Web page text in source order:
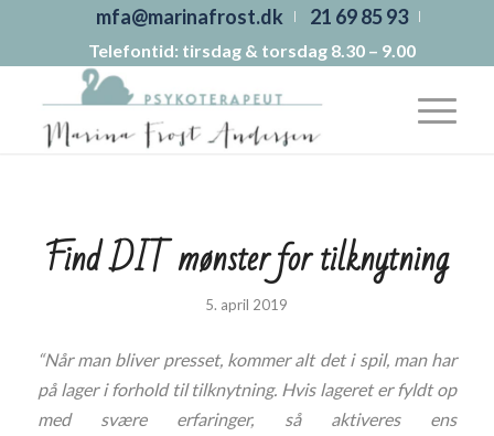
mfa@marinafrost.dk 21 69 85 93
Telefontid: tirsdag & torsdag 8.30 – 9.00
Find DIT mønster for tilknytning
5. april 2019
“Når man bliver presset, kommer alt det i spil, man har
på lager i forhold til tilknytning. Hvis lageret er fyldt op
med svære erfaringer, så aktiveres ens